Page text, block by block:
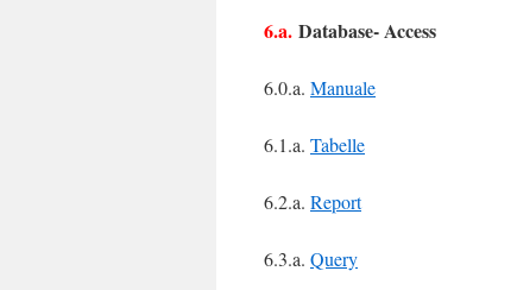
6.a. Database- Access
6.0.a. Manuale
6.1.a. Tabelle
6.2.a. Report
6.3.a. Query